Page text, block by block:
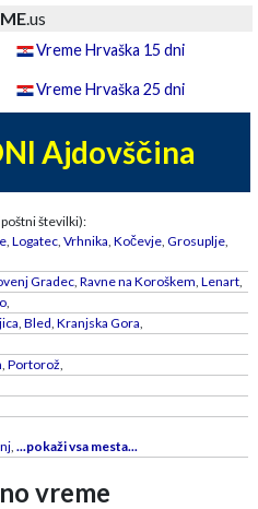
.us
Vreme Hrvaška 15 dni
Vreme Hrvaška 25 dni
Ajdovščina
številki):
, Logatec, Vrhnika, Kočevje, Grosuplje,
Gradec, Ravne na Koroškem, Lenart,
,
, Bled, Kranjska Gora,
, Portorož,
, ...pokaži vsa mesta...
vreme